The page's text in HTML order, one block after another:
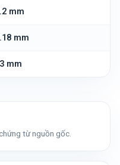
mm
mm
mm
từ nguồn gốc.